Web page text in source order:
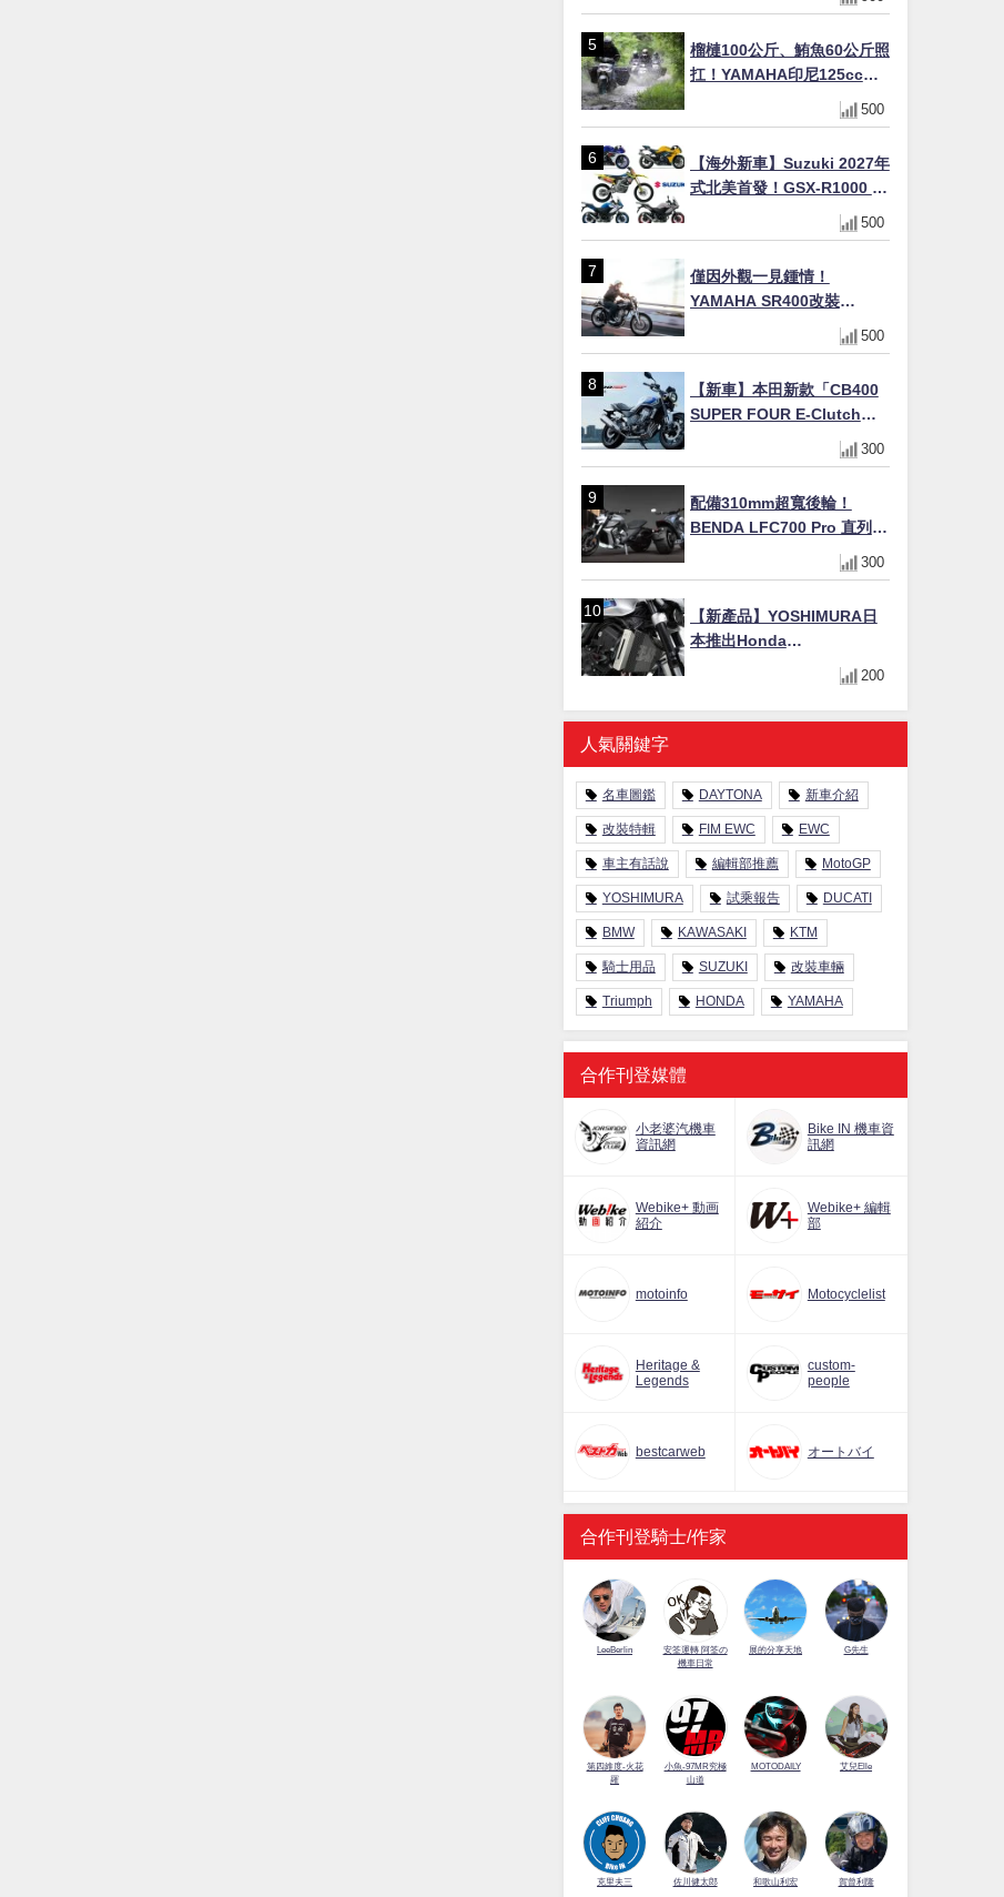
FIREBLADE SP首度躋身前
榴槤100公斤、鮪魚60公斤照
扛！YAMAHA印尼125cc速
克達Gear Ultima 2740公里
耐操實測
500
【海外新車】Suzuki 2027年
式北美首發！GSX-R1000 40
週年紀念×SV-7GX新款跨界
車×RM-Z450 Ken Roczen
500
僅因外觀一見鍾情！
YAMAHA SR400改裝
Tracker風格｜ 女車主的機車
人生蛻變記
500
【新車】本田新款「CB400
SUPER FOUR E-Clutch」
99萬8800日圓上市 8/21登場
新設計直列四缸引擎58匹馬
300
配備310mm超寬後輪！
BENDA LFC700 Pro 直列四
缸巡航車挑戰歐洲市場
300
【新產品】YOSHIMURA日
本推出Honda
CB1000F/CB1000 HORNET
專用水箱護網，六角網紋設
計質感升級
200
人氣關鍵字
名車圖鑑 DAYTONA 新車介紹
改裝特輯 FIM EWC EWC
車主有話說 編輯部推薦 MotoGP
YOSHIMURA 試乘報告 DUCATI
BMW KAWASAKI KTM
騎士用品 SUZUKI 改裝車輛
Triumph HONDA YAMAHA
合作刊登媒體
小老婆汽機車
資訊網
Bike IN 機車資
訊網
Webike+ 動画
紹介
Webike+ 編輯
部
motoinfo Motocyclelist
Heritage &
Legends
custom-
people
bestcarweb オートバイ
合作刊登騎士/作家
LeeBerlin
安筌運轉 阿筌の
機車日常
展的分享天地 G先生
第四維度-火花
羅
小魚-97MR究極
山道
MOTODAILY 艾兒Elle
克里夫三 佐川健太郎 和歌山利宏 賀曾利隆